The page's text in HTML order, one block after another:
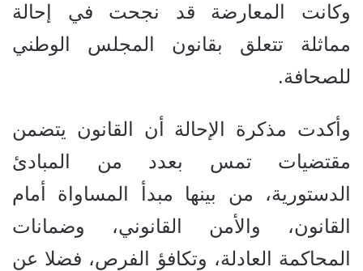
وكانت المعارضة قد نجحت في إحالة
مماثلة تتعلق بقانون المجلس الوطني
للصحافة.
وأكدت مذكرة الإحالة
أن القانون يتضمن
مقتضيات تمس بعدد من المبادئ
الدستورية، من بينها مبدأ المساواة أمام
القانون، والأمن القانوني، وضمانات
المحاكمة العادلة، وتكافؤ الفرص، فضلا عن